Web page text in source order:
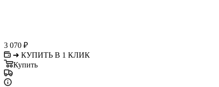
3 070 ₽
➜ КУПИТЬ В 1 КЛИК
Купить